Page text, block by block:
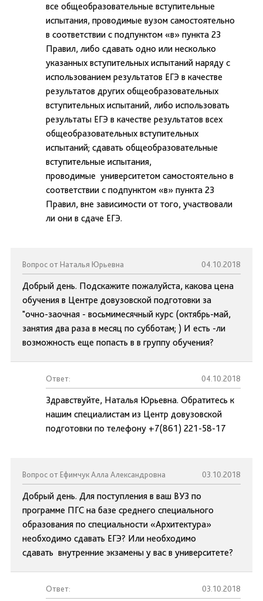
все общеобразовательные вступительные
испытания, проводимые вузом самостоятельно
в соответствии с подпунктом «в» пункта 23
Правил, либо сдавать одно или несколько
указанных вступительных испытаний наряду с
использованием результатов ЕГЭ в качестве
результатов других общеобразовательных
вступительных испытаний, либо использовать
результаты ЕГЭ в качестве результатов всех
общеобразовательных вступительных
испытаний; сдавать общеобразовательные
вступительные испытания,
проводимые университетом самостоятельно в
соответствии с подпунктом «в» пункта 23
Правил, вне зависимости от того, участвовали
ли они в сдаче ЕГЭ.
Вопрос от Наталья Юрьевна 04.10.2018
Добрый день. Подскажите пожалуйста, какова цена
обучения в Центре довузовской подготовки за
"очно-заочная - восьмимесячный курс (октябрь-май,
занятия два раза в месяц по субботам; ) И есть -ли
возможность еще попасть в в группу обучения?
Ответ: 04.10.2018
Здравствуйте, Наталья Юрьевна. Обратитесь к
нашим специалистам из Центр довузовской
подготовки по телефону +7(861) 221-58-17
Вопрос от Ефимчук Алла Александровна 03.10.2018
Добрый день. Для поступления в ваш ВУЗ по
программе ПГС на базе среднего специального
образования по специальности «Архитектура»
необходимо сдавать ЕГЭ? Или необходимо
сдавать внутренние экзамены у вас в университете?
Ответ: 03.10.2018